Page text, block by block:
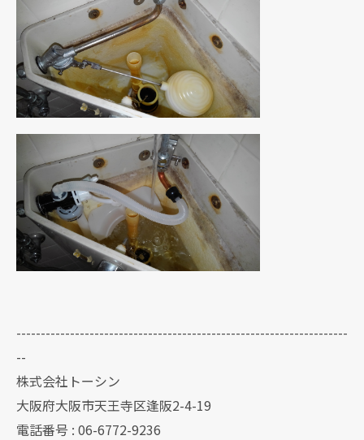
--------------------------------------------------------------------
--
株式会社トーシン
大阪府大阪市天王寺区逢阪2-4-19
電話番号 : 06-6772-9236